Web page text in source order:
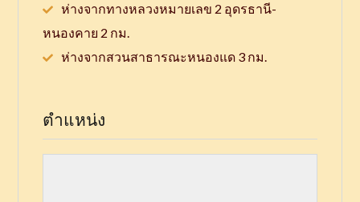
ห่างจากทางหลวงหมายเลข 2 อุดรธานี-
หนองคาย 2 กม.
ห่างจากสวนสาธารณะหนองแด 3 กม.
ตำแหน่ง